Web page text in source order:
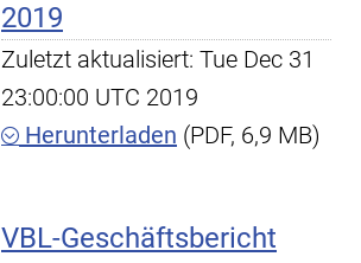
2019
Zuletzt aktualisiert: Tue Dec 31
23:00:00 UTC 2019
Herunterladen (PDF, 6,9 MB)
VBL-Geschäftsbericht